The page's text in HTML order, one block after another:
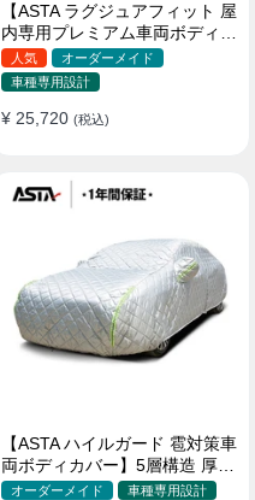
【ASTA ラグジュアフィット 屋
内専用プレミアム車両ボディカ
バー】オーダーメイド 最高級
生地 柔かい 裏起毛車カバー
人気
オーダーメイド
車種専用設計
¥ 25,720 (税込)
【ASTA ハイルガード 雹対策車
両ボディカバー】5層構造 厚手
オーダーメイド 凍結防止 防雪
オーダーメイド 車種専用設計